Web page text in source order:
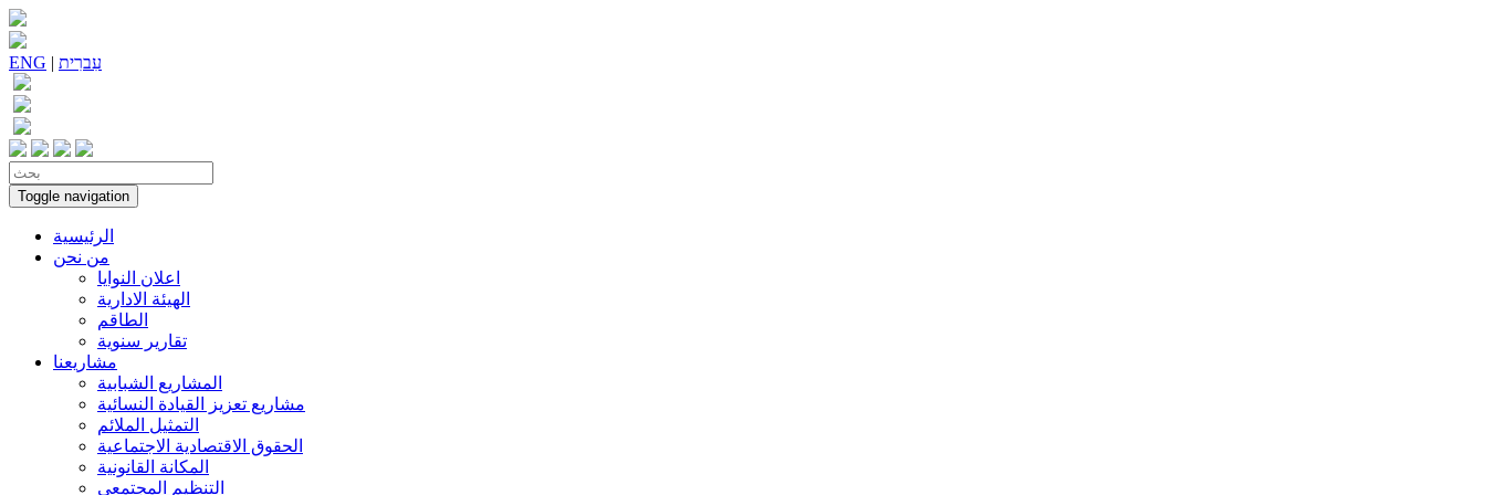
ENG | עִברִית
Toggle navigation
الرئيسية
من نحن
اعلان النوايا
الهيئة الادارية
الطاقم
تقارير سنوية
مشاريعنا
المشاريع الشبابية
مشاريع تعزيز القيادة النسائية
التمثيل الملائم
الحقوق الاقتصادية الاجتماعية
المكانة القانونية
التنظيم المجتمعي